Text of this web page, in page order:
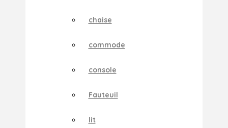
chaise
commode
console
Fauteuil
lit